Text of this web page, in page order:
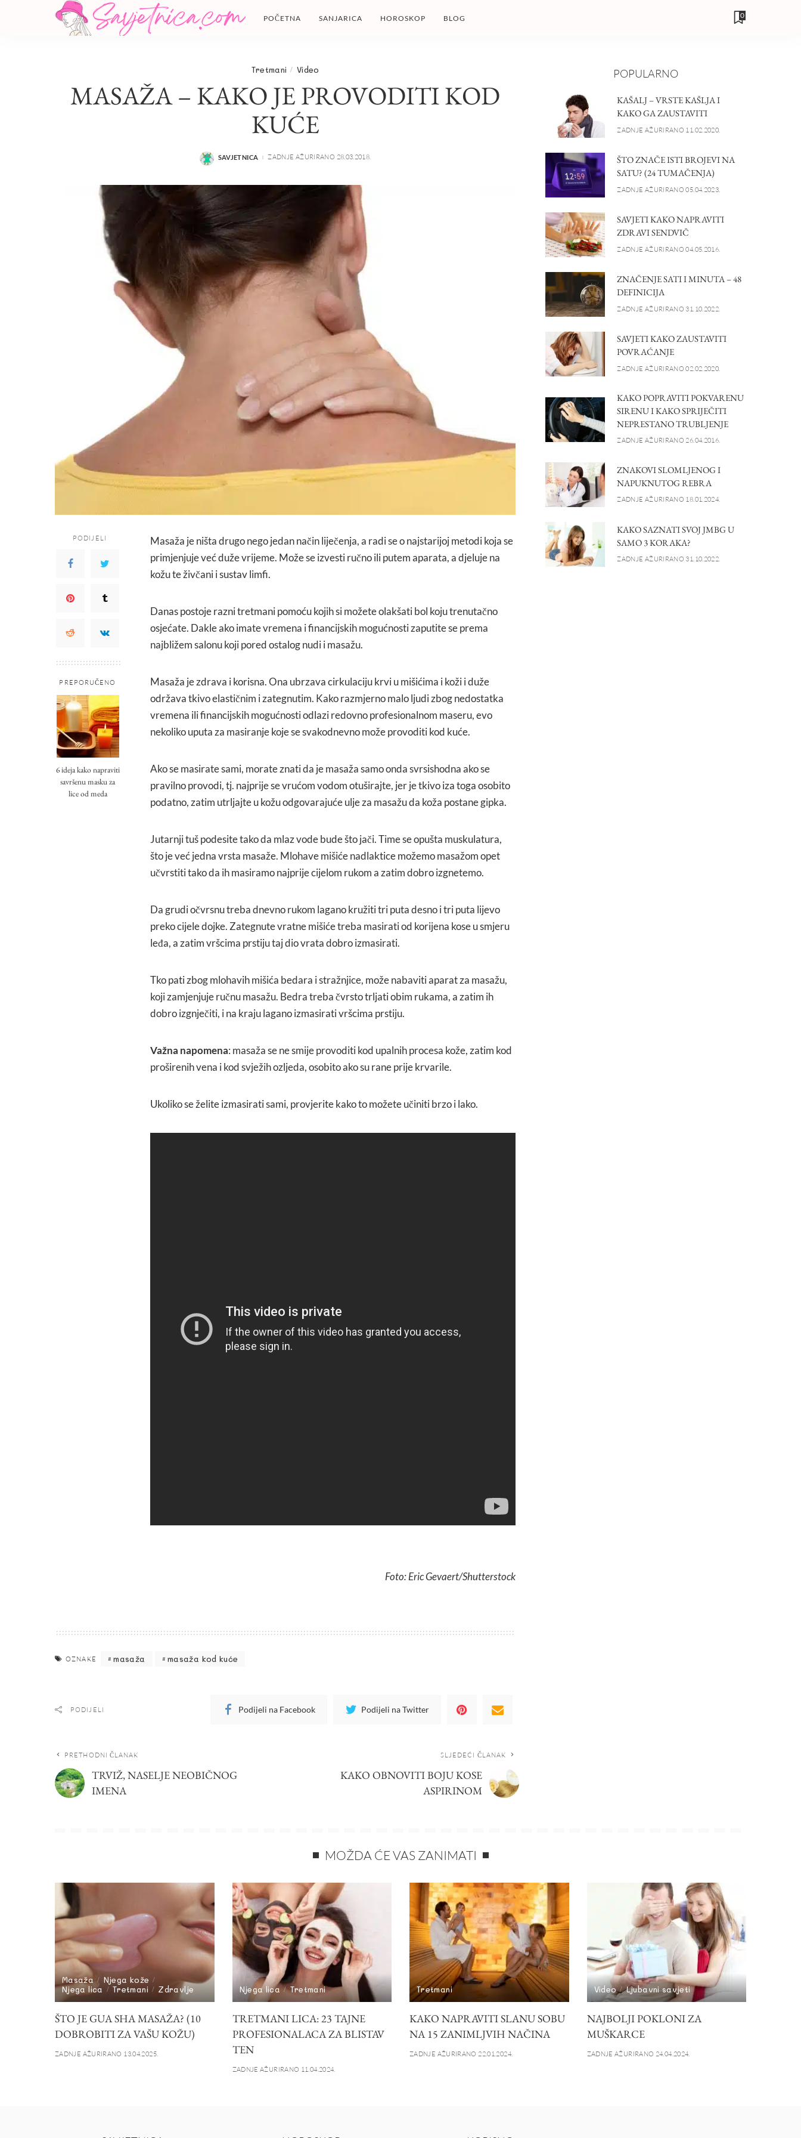
POČETNA SANJARICA HOROSKOP BLOG 0
Tretmani Video
MASAŽA – KAKO JE PROVODITI KOD
KUĆE
POSTED
SAVJETNICA ZADNJE AŽURIRANO 28.03.2018.
PODIJELI
PREPORUČENO
6 ideja kako napraviti
savršenu masku za
lice od meda
Masaža je ništa drugo nego jedan način liječenja, a radi se o najstarijoj metodi koja se
primjenjuje već duže vrijeme. Može se izvesti ručno ili putem aparata, a djeluje na
kožu te živčani i sustav limfi.
Danas postoje razni tretmani pomoću kojih si možete olakšati bol koju trenutačno
osjećate. Dakle ako imate vremena i financijskih mogućnosti zaputite se prema
najbližem salonu koji pored ostalog nudi i masažu.
Masaža je zdrava i korisna. Ona ubrzava cirkulaciju krvi u mišićima i koži i duže
održava tkivo elastičnim i zategnutim. Kako razmjerno malo ljudi zbog nedostatka
vremena ili financijskih mogućnosti odlazi redovno profesionalnom maseru, evo
nekoliko uputa za masiranje koje se svakodnevno može provoditi kod kuće.
Ako se masirate sami, morate znati da je masaža samo onda svrsishodna ako se
pravilno provodi, tj. najprije se vrućom vodom otuširajte, jer je tkivo iza toga osobito
podatno, zatim utrljajte u kožu odgovarajuće ulje za masažu da koža postane gipka.
Jutarnji tuš podesite tako da mlaz vode bude što jači. Time se opušta muskulatura,
što je već jedna vrsta masaže. Mlohave mišiće nadlaktice možemo masažom opet
učvrstiti tako da ih masiramo najprije cijelom rukom a zatim dobro izgnetemo.
Da grudi očvrsnu treba dnevno rukom lagano kružiti tri puta desno i tri puta lijevo
preko cijele dojke. Zategnute vratne mišiće treba masirati od korijena kose u smjeru
leđa, a zatim vršcima prstiju taj dio vrata dobro izmasirati.
Tko pati zbog mlohavih mišića bedara i stražnjice, može nabaviti aparat za masažu,
koji zamjenjuje ručnu masažu. Bedra treba čvrsto trljati obim rukama, a zatim ih
dobro izgnječiti, i na kraju lagano izmasirati vršcima prstiju.
Važna napomena: masaža se ne smije provoditi kod upalnih procesa kože, zatim kod
proširenih vena i kod svježih ozljeda, osobito ako su rane prije krvarile.
Ukoliko se želite izmasirati sami, provjerite kako to možete učiniti brzo i lako.
Foto: Eric Gevaert/Shutterstock
OZNAKE masaža masaža kod kuće
PODIJELI Podijeli na Facebook Podijeli na Twitter
PRETHODNI ČLANAK
TRVIŽ, NASELJE NEOBIČNOG
IMENA
SLJEDEĆI ČLANAK
KAKO OBNOVITI BOJU KOSE
ASPIRINOM
POPULARNO
KAŠALJ – VRSTE KAŠLJA I
KAKO GA ZAUSTAVITI
ZADNJE AŽURIRANO 11.02.2020.
ŠTO ZNAČE ISTI BROJEVI NA
SATU? (24 TUMAČENJA)
ZADNJE AŽURIRANO 05.04.2023.
SAVJETI KAKO NAPRAVITI
ZDRAVI SENDVIČ
ZADNJE AŽURIRANO 04.05.2016.
ZNAČENJE SATI I MINUTA – 48
DEFINICIJA
ZADNJE AŽURIRANO 31.10.2022.
SAVJETI KAKO ZAUSTAVITI
POVRAĆANJE
ZADNJE AŽURIRANO 02.02.2020.
KAKO POPRAVITI POKVARENU
SIRENU I KAKO SPRIJEČITI
NEPRESTANO TRUBLJENJE
ZADNJE AŽURIRANO 26.04.2016.
ZNAKOVI SLOMLJENOG I
NAPUKNUTOG REBRA
ZADNJE AŽURIRANO 18.01.2024.
KAKO SAZNATI SVOJ JMBG U
SAMO 3 KORAKA?
ZADNJE AŽURIRANO 31.10.2022.
MOŽDA ĆE VAS ZANIMATI
Masaža
Njega kože
Njega lica
Tretmani Zdravlje
ŠTO JE GUA SHA MASAŽA? (10
DOBROBITI ZA VAŠU KOŽU)
ZADNJE AŽURIRANO 13.04.2025.
Njega lica Tretmani
TRETMANI LICA: 23 TAJNE
PROFESIONALACA ZA BLISTAV
TEN
ZADNJE AŽURIRANO 11.04.2024.
Tretmani
KAKO NAPRAVITI SLANU SOBU
NA 15 ZANIMLJVIH NAČINA
ZADNJE AŽURIRANO 22.01.2024.
Video Ljubavni savjeti
NAJBOLJI POKLONI ZA
MUŠKARCE
ZADNJE AŽURIRANO 24.04.2024.